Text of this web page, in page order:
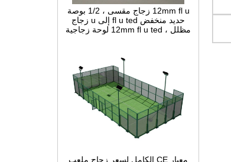
حديد منخفض fl u ted إلى u زجاج
مظلل ، 12mm fl u ted لوحة زجاجية
ضيقة مقوسة للزينة الداخلية
تنس Padel ، مجموعة كاملة من